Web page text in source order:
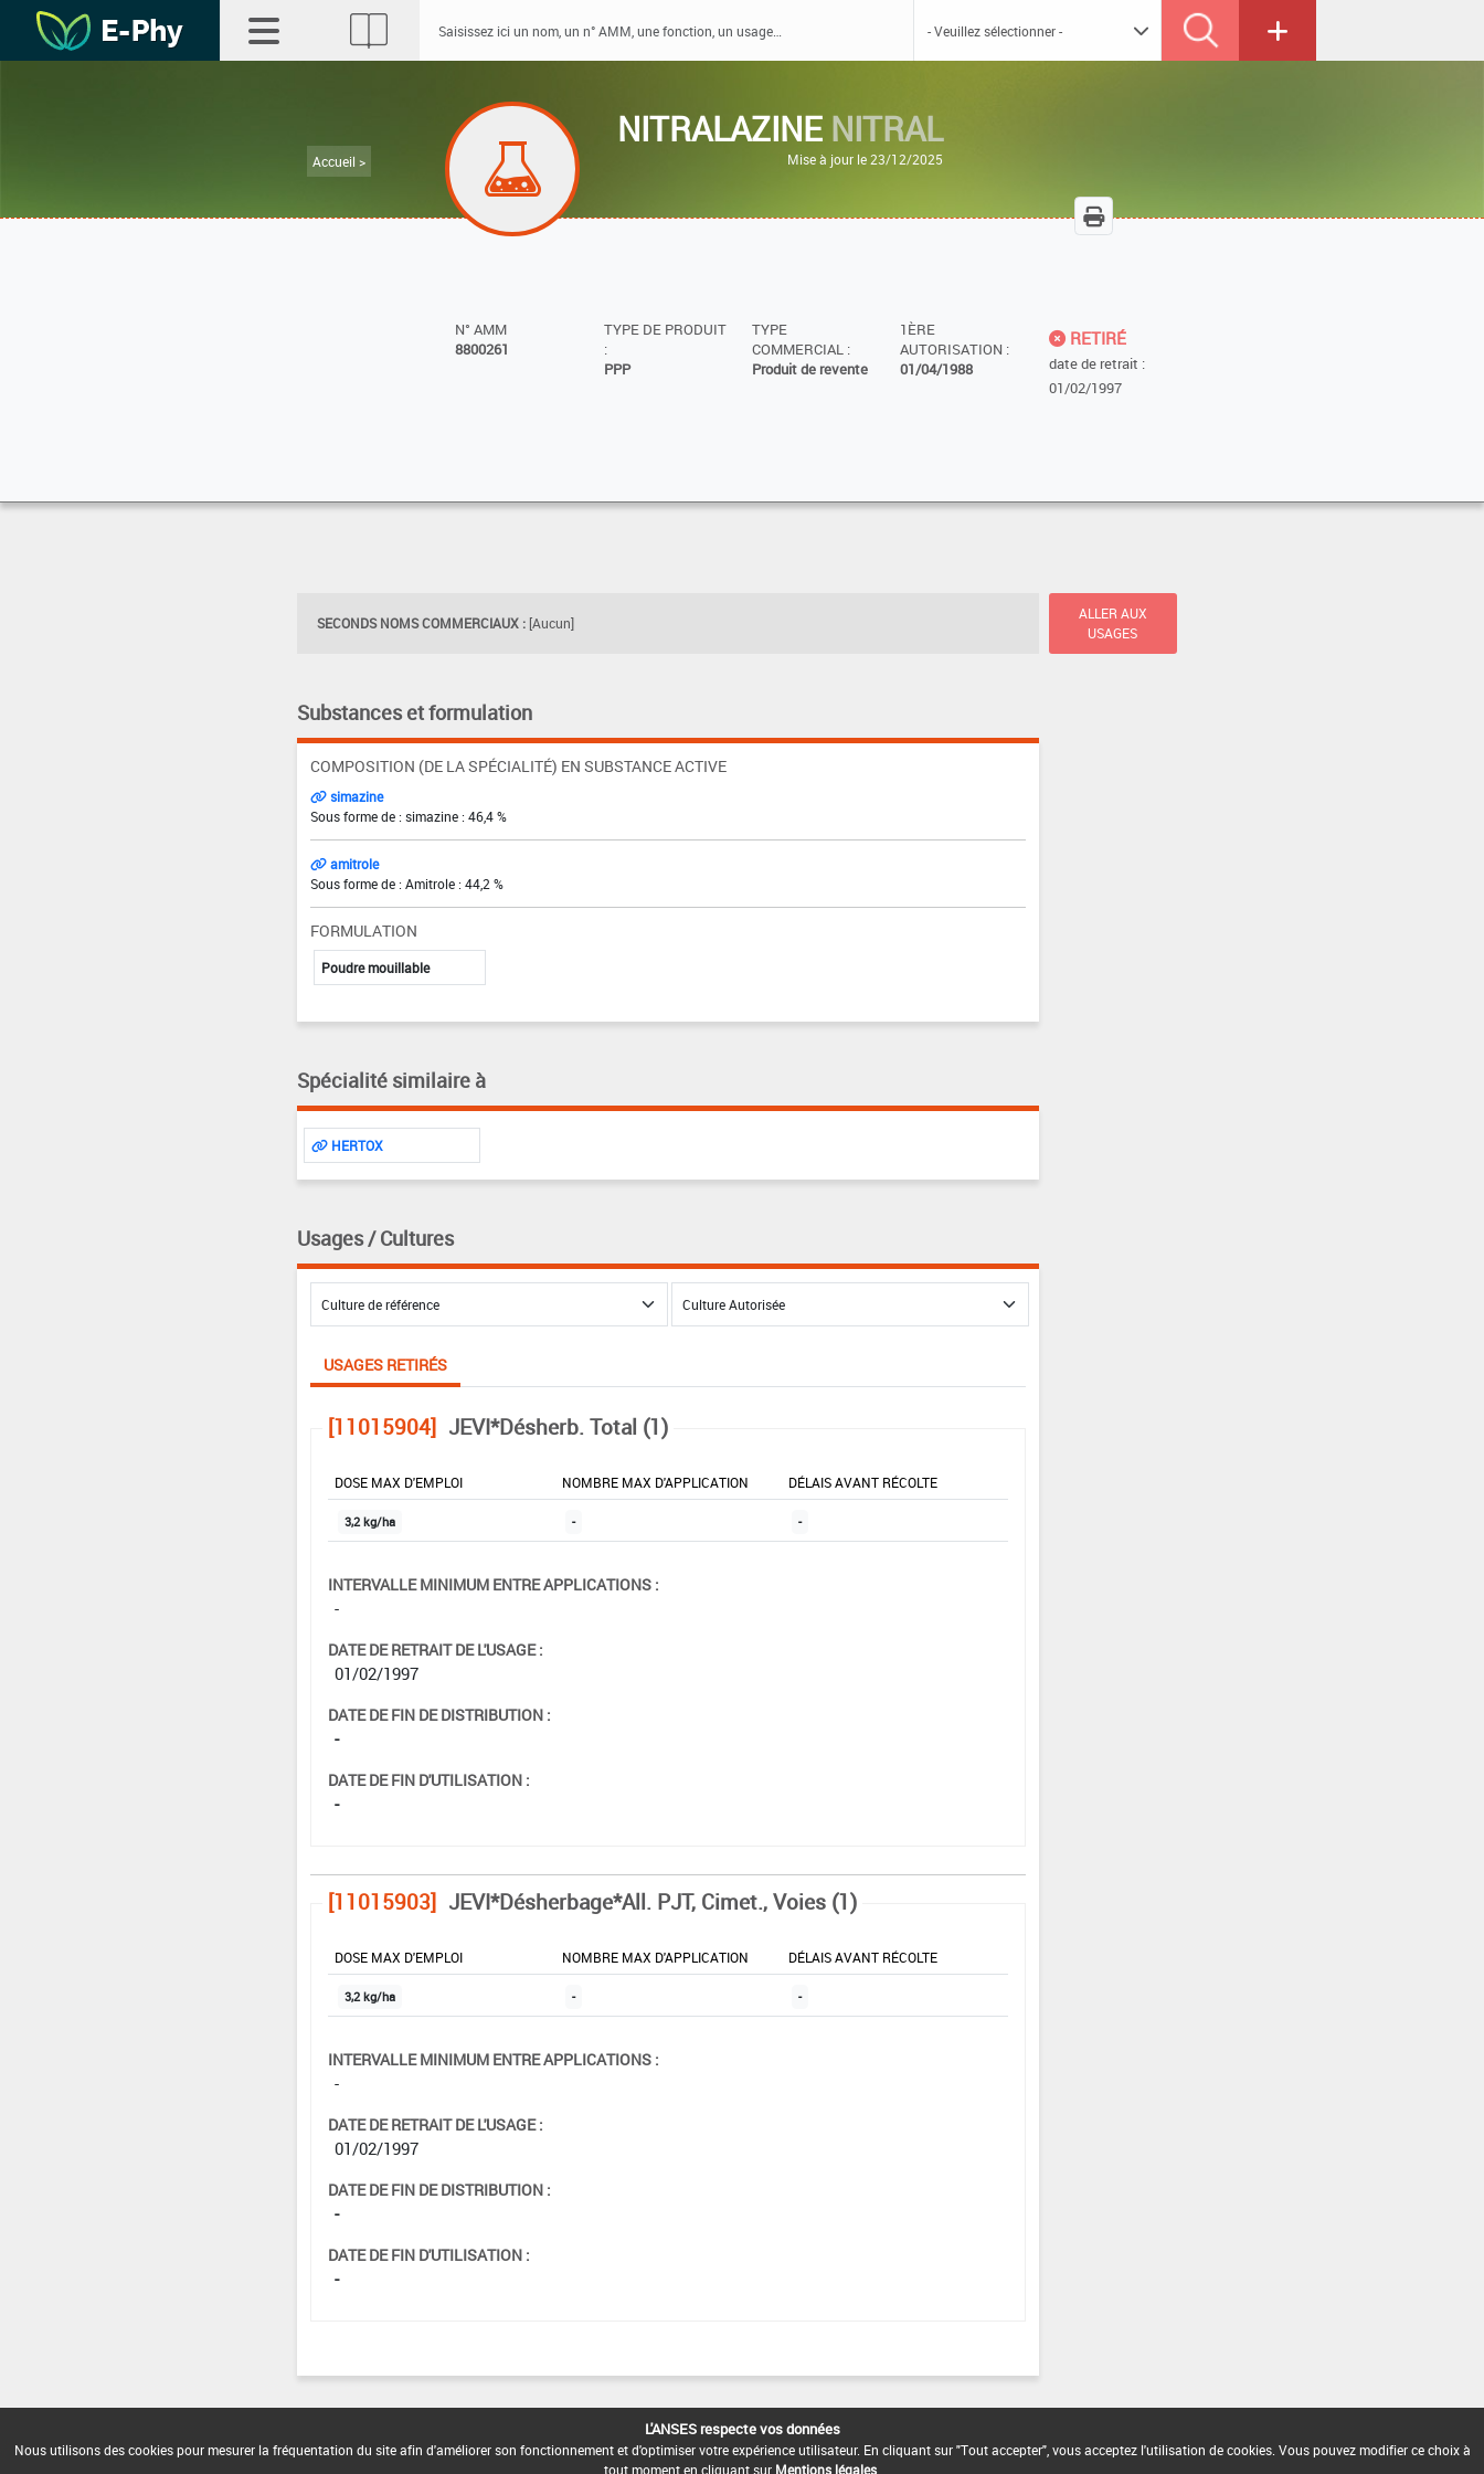
Accueil >
NITRALAZINE NITRAL
Mise à jour le 23/12/2025
N° AMM
8800261
TYPE DE PRODUIT
:
PPP
TYPE
COMMERCIAL :
Produit de revente
1ÈRE
AUTORISATION :
01/04/1988
RETIRÉ
date de retrait :
01/02/1997
SECONDS NOMS COMMERCIAUX : [Aucun]
ALLER AUX
USAGES
Substances et formulation
COMPOSITION (DE LA SPÉCIALITÉ) EN SUBSTANCE ACTIVE
simazine
Sous forme de : simazine : 46,4 %
amitrole
Sous forme de : Amitrole : 44,2 %
FORMULATION
Poudre mouillable
Spécialité similaire à
HERTOX
Usages / Cultures
USAGES RETIRÉS
[11015904] JEVI*Désherb. Total (1)
DOSE MAX D'EMPLOI NOMBRE MAX D'APPLICATION DÉLAIS AVANT RÉCOLTE
3,2 kg/ha - -
INTERVALLE MINIMUM ENTRE APPLICATIONS :
-
DATE DE RETRAIT DE L'USAGE :
01/02/1997
DATE DE FIN DE DISTRIBUTION :
-
DATE DE FIN D'UTILISATION :
-
[11015903] JEVI*Désherbage*All. PJT, Cimet., Voies (1)
DOSE MAX D'EMPLOI NOMBRE MAX D'APPLICATION DÉLAIS AVANT RÉCOLTE
3,2 kg/ha - -
INTERVALLE MINIMUM ENTRE APPLICATIONS :
-
DATE DE RETRAIT DE L'USAGE :
01/02/1997
DATE DE FIN DE DISTRIBUTION :
-
DATE DE FIN D'UTILISATION :
-
L'ANSES respecte vos données
Nous utilisons des cookies pour mesurer la fréquentation du site afin d'améliorer son fonctionnement et d'optimiser votre expérience utilisateur. En cliquant sur "Tout accepter", vous acceptez l'utilisation de cookies. Vous pouvez modifier ce choix à
tout moment en cliquant sur Mentions légales